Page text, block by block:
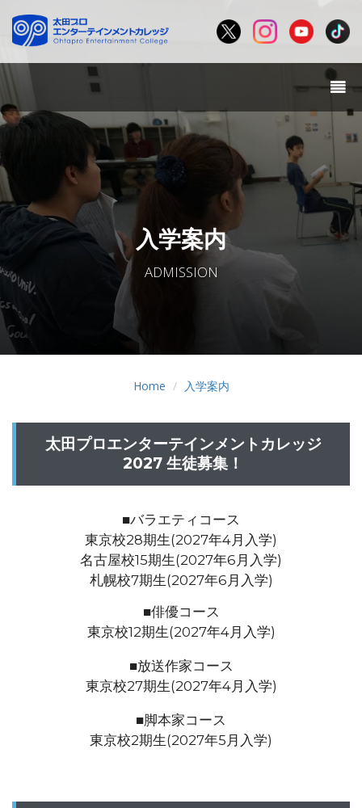
入学案内
ADMISSION
Home 入学案内
太田プロエンターテインメントカレッジ
2027 生徒募集！
■バラエティコース
東京校28期生(2027年4月入学)
名古屋校15期生(2027年6月入学)
札幌校7期生(2027年6月入学)
■俳優コース
東京校12期生(2027年4月入学)
■放送作家コース
東京校27期生(2027年4月入学)
■脚本家コース
東京校2期生(2027年5月入学)